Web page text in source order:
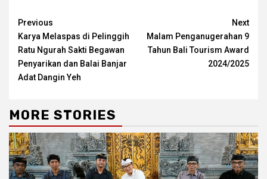
Continue
Reading
Previous
Karya Melaspas di Pelinggih
Ratu Ngurah Sakti Begawan
Penyarikan dan Balai Banjar
Adat Dangin Yeh
Next
Malam Penganugerahan 9
Tahun Bali Tourism Award
2024/2025
MORE STORIES